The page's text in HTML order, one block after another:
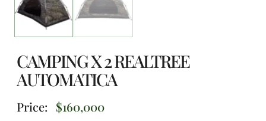
CAMPING X 2 REALTREE
AUTOMATICA
Price: $160,000